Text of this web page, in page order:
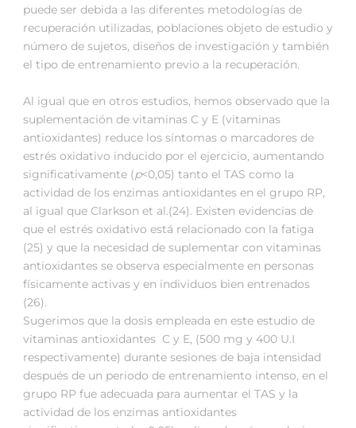
puede ser debida a las diferentes metodologías de
recuperación utilizadas, poblaciones objeto de estudio y
número de sujetos, diseños de investigación y también
el tipo de entrenamiento previo a la recuperación.
Al igual que en otros estudios, hemos observado que la
suplementación de vitaminas C y E (vitaminas
antioxidantes) reduce los síntomas o marcadores de
estrés oxidativo inducido por el ejercicio, aumentando
significativamente (p<0,05) tanto el TAS como la
actividad de los enzimas antioxidantes en el grupo RP,
al igual que Clarkson et al.(24). Existen evidencias de
que el estrés oxidativo está relacionado con la fatiga
(25) y que la necesidad de suplementar con vitaminas
antioxidantes se observa especialmente en personas
físicamente activas y en individuos bien entrenados
(26).
Sugerimos que la dosis empleada en este estudio de
vitaminas antioxidantes C y E, (500 mg y 400 U.I
respectivamente) durante sesiones de baja intensidad
después de un periodo de entrenamiento intenso, en el
grupo RP fue adecuada para aumentar el TAS y la
actividad de los enzimas antioxidantes